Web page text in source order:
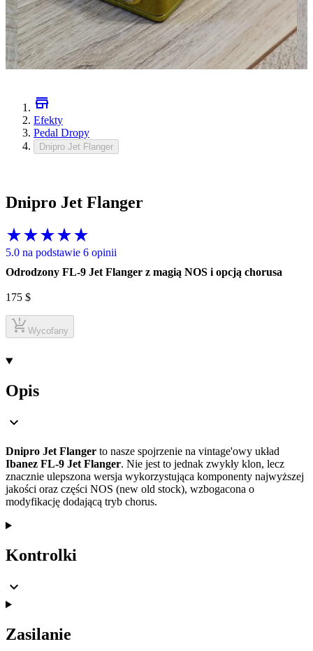
Efekty
Pedal Dropy
Dnipro Jet Flanger
Dnipro Jet Flanger
Odrodzony FL-9 Jet Flanger z magią NOS i opcją chorusa
5.0 na podstawie 6 opinii
175 $
Wycofany
Opis
Dnipro Jet Flanger to nasze spojrzenie na vintage'owy układ
Ibanez FL-9 Jet Flanger. Nie jest to jednak zwykły klon, lecz
znacznie ulepszona wersja wykorzystująca komponenty najwyższej
jakości oraz części NOS (new old stock), wzbogacona o
modyfikację dodającą tryb chorus.
Kontrolki
Zasilanie